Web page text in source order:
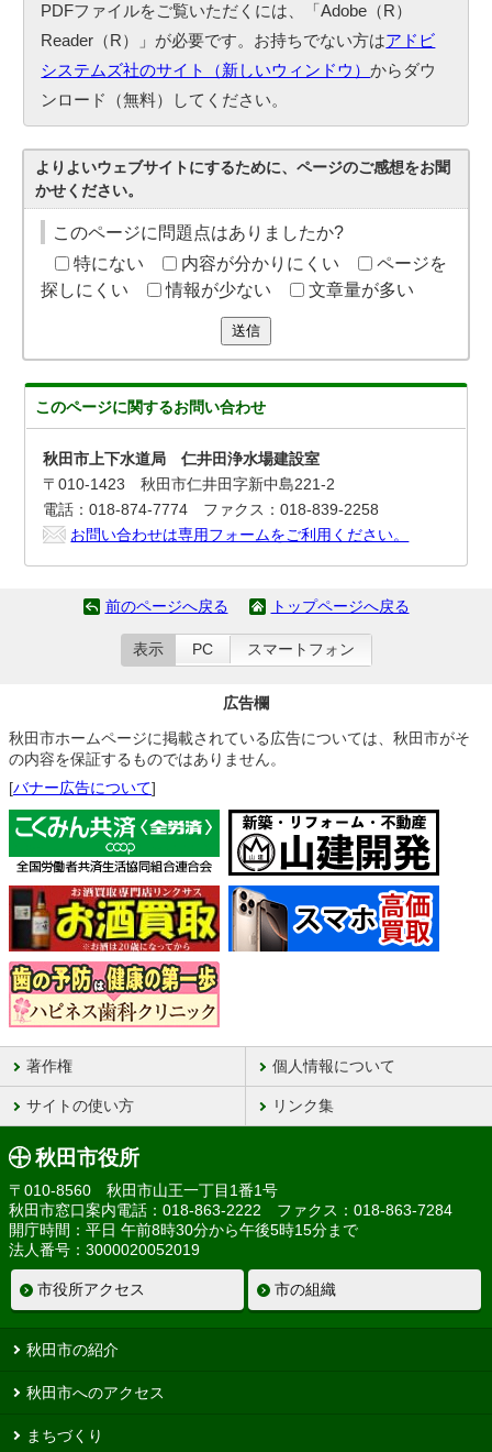
PDFファイルをご覧いただくには、「Adobe（R）
Reader（R）」が必要です。お持ちでない方はアドビ
システムズ社のサイト（新しいウィンドウ）からダウ
ンロード（無料）してください。
よりよいウェブサイトにするために、ページのご感想をお聞
かせください。
このページに問題点はありましたか?
特にない
内容が分かりにくい
ページを
探しにくい
情報が少ない 文章量が多い
送信
このページに関するお問い合わせ
秋田市上下水道局 仁井田浄水場建設室
〒010-1423 秋田市仁井田字新中島221-2
電話：018-874-7774 ファクス：018-839-2258
お問い合わせは専用フォームをご利用ください。
前のページへ戻る トップページへ戻る
表示 PC スマートフォン
広告欄
秋田市ホームページに掲載されている広告については、秋田市がそ
の内容を保証するものではありません。
[バナー広告について]
著作権 個人情報について
サイトの使い方 リンク集
秋田市役所
〒010-8560 秋田市山王一丁目1番1号
秋田市窓口案内電話：018-863-2222 ファクス：018-863-7284
開庁時間：平日 午前8時30分から午後5時15分まで
法人番号：3000020052019
市役所アクセス 市の組織
秋田市の紹介
秋田市へのアクセス
まちづくり